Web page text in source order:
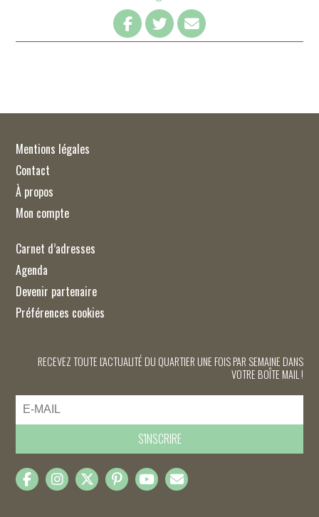
Mentions légales
Contact
À propos
Mon compte
Carnet d’adresses
Agenda
Devenir partenaire
Préférences cookies
RECEVEZ TOUTE L'ACTUALITÉ DU QUARTIER UNE FOIS PAR SEMAINE DANS
VOTRE BOÎTE MAIL !